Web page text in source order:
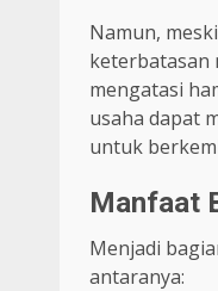
Namun,
keterbatasan
mengatasi
usaha dapat
untuk
Manfaat
Menjadi
antaranya: